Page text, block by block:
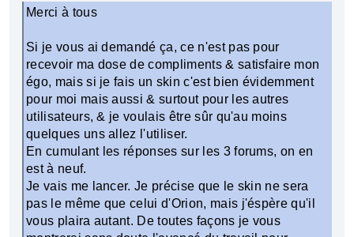
Merci à tous
Si je vous ai demandé ça, ce n'est pas pour
recevoir ma dose de compliments & satisfaire mon
égo, mais si je fais un skin c'est bien évidemment
pour moi mais aussi & surtout pour les autres
utilisateurs, & je voulais être sûr qu'au moins
quelques uns allez l'utiliser.
En cumulant les réponses sur les 3 forums, on en
est à neuf.
Je vais me lancer. Je précise que le skin ne sera
pas le même que celui d'Orion, mais j'éspère qu'il
vous plaira autant. De toutes façons je vous